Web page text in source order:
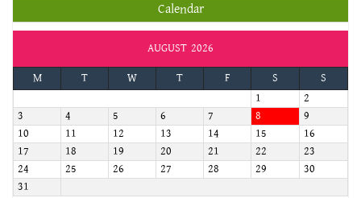
Calendar
AUGUST 2026
M
T W T F S
S
1
2
3
4 5 6 7 8
9
10
11 12 13 14 15
16
17
18 19 20 21 22
23
24
25 26 27 28 29
30
31